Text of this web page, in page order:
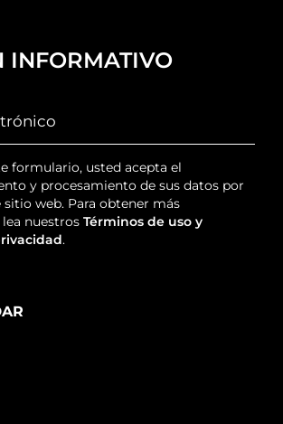
INFORMATIVO
formulario, usted acepta el
y procesamiento de sus datos por
sitio web. Para obtener más
nuestrosTérminos de uso y
.